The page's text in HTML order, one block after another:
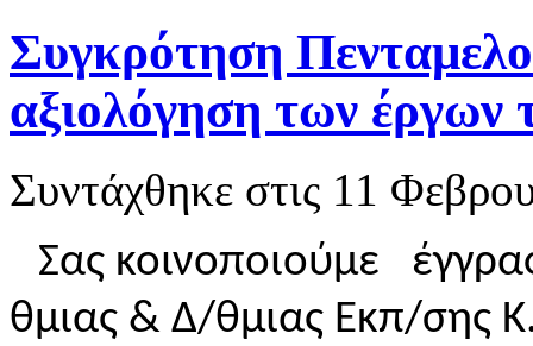
Συγκρότηση
αξιολόγηση των έργων
Συντάχθηκε στις 11
Σας κοινοποιούμε
θμιας & Δ/θμιας Εκπ/σης